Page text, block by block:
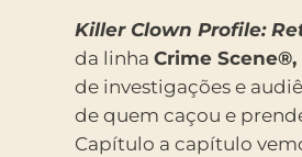
Killer Clown Profile:
da linha Crime
de investigações e
de quem caçou e
Capítulo a capítulo